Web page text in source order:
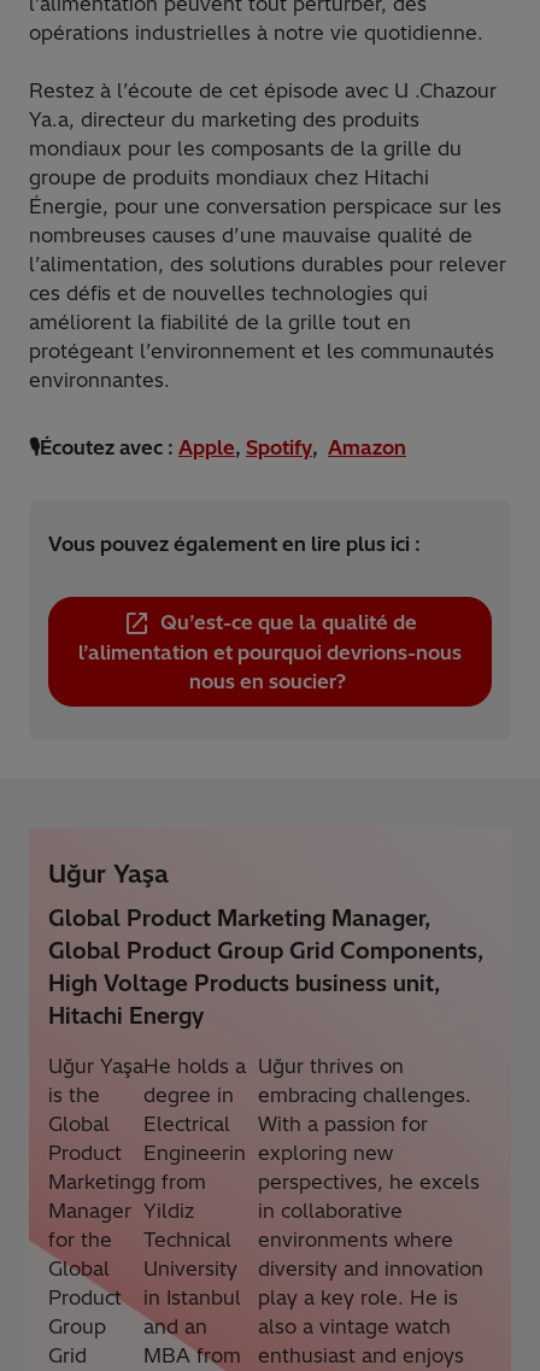
opérations industrielles à notre vie quotidienne.
Restez à l’écoute de cet épisode avec U .Chazour
Ya.a, directeur du marketing des produits
mondiaux pour les composants de la grille du
groupe de produits mondiaux chez Hitachi
Énergie, pour une conversation perspicace sur les
nombreuses causes d’une mauvaise qualité de
l’alimentation, des solutions durables pour relever
ces défis et de nouvelles technologies qui
améliorent la fiabilité de la grille tout en
protégeant l’environnement et les communautés
environnantes.
🎙️Écoutez avec : Apple, Spotify, Amazon
Vous pouvez également en lire plus ici :
Qu’est-ce que la qualité de
l’alimentation et pourquoi devrions-nous
nous en soucier?
Uğur Yaşa
Global Product Marketing Manager,
Global Product Group Grid Components,
High Voltage Products business unit,
Hitachi Energy
Uğur Yaşa
is the
Global
Product
Marketing
Manager
for the
Global
Product
Group
Grid
He holds a
degree in
Electrical
Engineerin
g from
Yildiz
Technical
University
in Istanbul
and an
MBA from
Uğur thrives on
embracing challenges.
With a passion for
exploring new
perspectives, he excels
in collaborative
environments where
diversity and innovation
play a key role. He is
also a vintage watch
enthusiast and enjoys